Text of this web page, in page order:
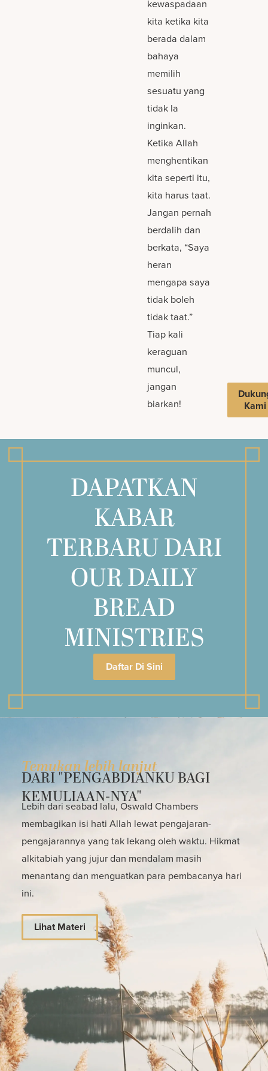
kewaspadaan
kita ketika kita
berada dalam
bahaya
memilih
sesuatu yang
tidak Ia
inginkan.
Ketika Allah
menghentikan
kita seperti itu,
kita harus taat.
Jangan pernah
berdalih dan
berkata, “Saya
heran
mengapa saya
tidak boleh
tidak taat.”
Tiap kali
keraguan
muncul,
jangan
biarkan!
Kami
DAPATKAN
KABAR
TERBARU DARI
OUR DAILY
BREAD
MINISTRIES
Daftar Di Sini
Temukan lebih lanjut
DARI "PENGABDIANKU BAGI
KEMULIAAN-NYA"
Lebih dari seabad lalu, Oswald Chambers
membagikan isi hati Allah lewat pengajaran-
pengajarannya yang tak lekang oleh waktu. Hikmat
alkitabiah yang jujur dan mendalam masih
menantang dan menguatkan para pembacanya hari
ini.
Lihat Materi